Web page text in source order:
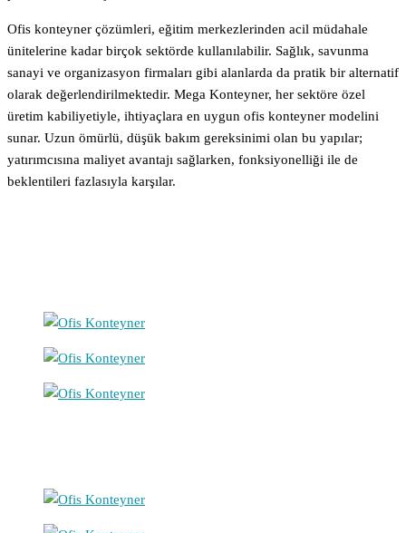
Ofis konteyner çözümleri, eğitim merkezlerinden acil müdahale
ünitelerine kadar birçok sektörde kullanılabilir. Sağlık, savunma
sanayi ve organizasyon firmaları gibi alanlarda da pratik bir alternatif
olarak değerlendirilmektedir. Mega Konteyner, her sektöre özel
üretim kabiliyetiyle, ihtiyaçlara en uygun ofis konteyner modelini
sunar. Uzun ömürlü, düşük bakım gereksinimi olan bu yapılar;
yatırımcısına maliyet avantajı sağlarken, fonksiyonelliği ile de
beklentileri fazlasıyla karşılar.